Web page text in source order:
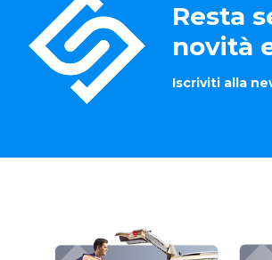
Resta
novità
Iscriviti alla